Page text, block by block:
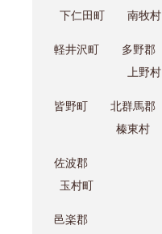
下仁田町
南牧村
軽井沢町
多野郡
上野村
皆野町
北群馬郡
榛東村
佐波郡
玉村町
邑楽郡